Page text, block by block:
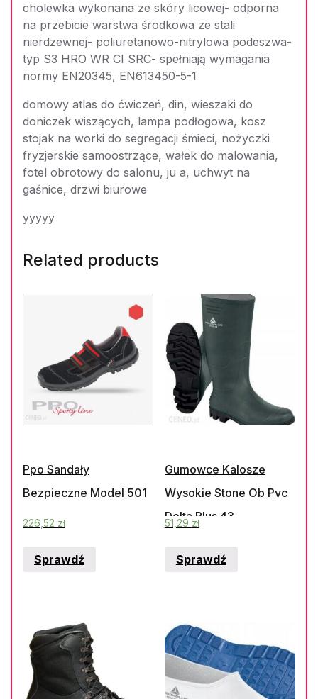
cholewka wykonana ze skóry licowej- odporna
na przebicie warstwa środkowa ze stali
nierdzewnej- poliuretanowo-nitrylowa podeszwa-
typ S3 HRO WR CI SRC- spełniają wymagania
normy EN20345, EN613450-5-1
domowy atlas do ćwiczeń, din, wieszaki do
doniczek wiszących, lampa podłogowa, kosz
stojak na worki do segregacji śmieci, nożyczki
fryzjerskie samoostrzące, wałek do malowania,
fotel obrotowy do salonu, ju a, uchwyt na
gaśnice, drzwi biurowe
yyyyy
Related products
Ppo Sandały
Bezpieczne Model 501
226,52 zł
Sprawdź
Gumowce Kalosze
Wysokie Stone Ob Pvc
Delta Plus 43
51,29 zł
Sprawdź